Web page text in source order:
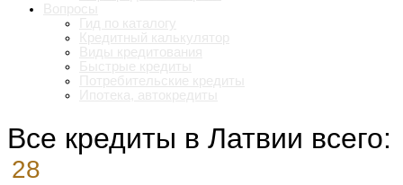
Все кредиты в Латвии всего:
28